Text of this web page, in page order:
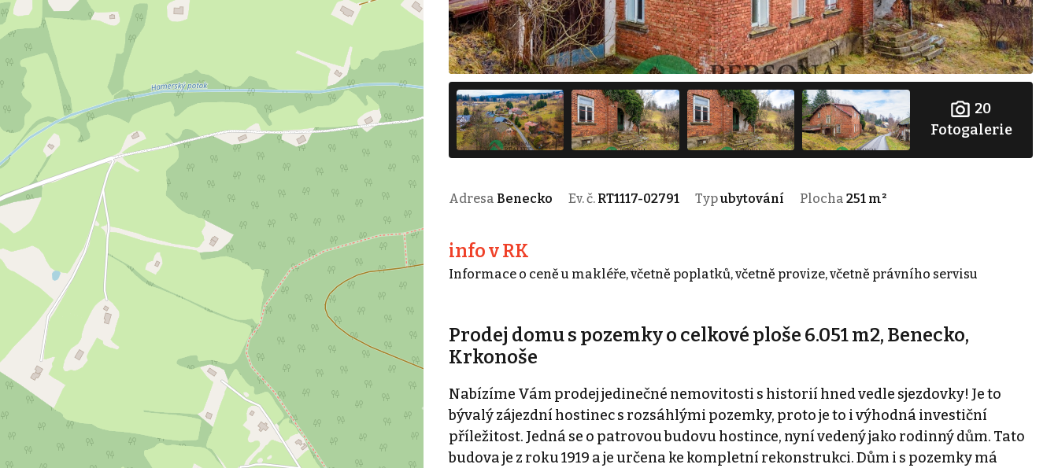
20
Fotogalerie
Adresa Benecko Ev. č. RT1117-02791 Typubytování Plocha 251 m²
info v RK
Informace o ceně u makléře, včetně poplatků, včetně provize, včetně právního servisu
Prodej domu s pozemky o celkové ploše 6.051 m2, Benecko,
Krkonoše
Nabízíme Vám prodej jedinečné nemovitosti s historií hned vedle sjezdovky! Je to
bývalý zájezdní hostinec s rozsáhlými pozemky, proto je to i výhodná investiční
příležitost. Jedná se o patrovou budovu hostince, nyní vedený jako rodinný dům. Tato
budova je z roku 1919 a je určena ke kompletní rekonstrukci. Dům i s pozemky má